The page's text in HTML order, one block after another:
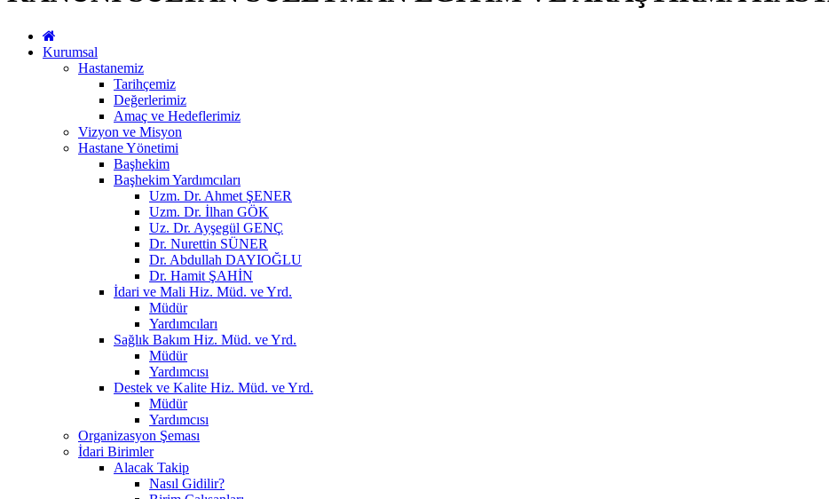
Kurumsal
Hastanemiz
Tarihçemiz
Değerlerimiz
Amaç ve Hedeflerimiz
Vizyon ve Misyon
Hastane Yönetimi
Başhekim
Başhekim Yardımcıları
Uzm. Dr. Ahmet ŞENER
Uzm. Dr. İlhan GÖK
Uz. Dr. Ayşegül GENÇ
Dr. Nurettin SÜNER
Dr. Abdullah DAYIOĞLU
Dr. Hamit ŞAHİN
İdari ve Mali Hiz. Müd. ve Yrd.
Müdür
Yardımcıları
Sağlık Bakım Hiz. Müd. ve Yrd.
Müdür
Yardımcısı
Destek ve Kalite Hiz. Müd. ve Yrd.
Müdür
Yardımcısı
Organizasyon Şeması
İdari Birimler
Alacak Takip
Nasıl Gidilir?